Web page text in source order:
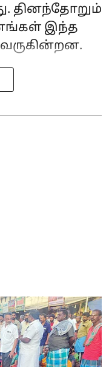
தினந்தோறும்
இந்த